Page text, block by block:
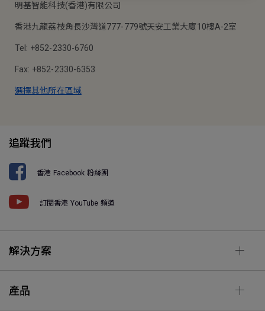
明基智能科技(香港)有限公司
香港九龍荔枝角長沙灣道777-779號天安工業大廈10樓A-2室
Tel: +852-2330-6760
Fax: +852-2330-6353
選擇其他所在區域
追蹤我們
香港 Facebook 粉絲團
訂閱香港 YouTube 頻道
解決方案
產品